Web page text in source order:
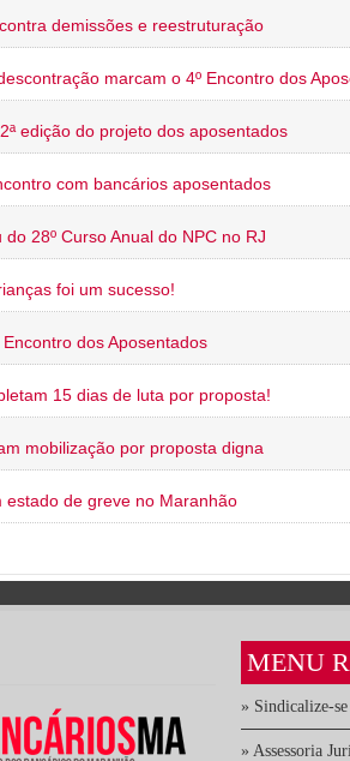
demissões e reestruturação
marcam o 4º Encontro dos
edição do projeto dos aposentados
com bancários aposentados
do 28º Curso Anual do NPC no RJ
foi um sucesso!
Encontro dos Aposentados
15 dias de luta por proposta!
mobilização por proposta digna
estado de greve no Maranhão
MENU
» Sindicalize-se
» Assessoria